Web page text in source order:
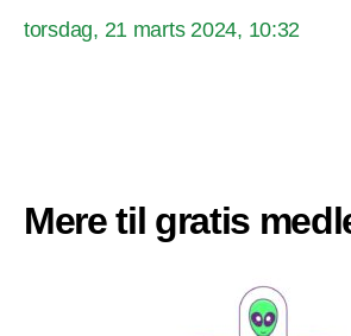
torsdag, 21 marts 2024, 10:32
Mere til gratis